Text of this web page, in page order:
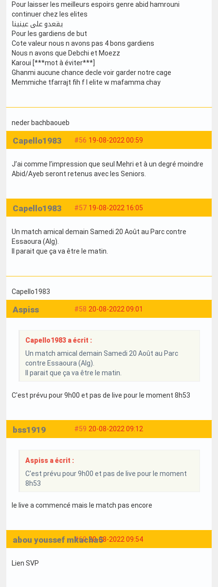
Pour laisser les meilleurs espoirs genre abid hamrouni
continuer chez les elites
يقعدو على عينينا
Pour les gardiens de but
Cote valeur nous n avons pas 4 bons gardiens
Nous n avons que Debchi et Moezz
Karoui [***mot à éviter***]
Ghanmi aucune chance decle voir garder notre cage
Memmiche tfarrajt fih f l elite w mafamma chay
neder bachbaoueb
#56 19-08-2022 00:59
Capello1983
J’ai comme l’impression que seul Mehri et à un degré moindre
Abid/Ayeb seront retenus avec les Seniors.
#57 19-08-2022 16:05
Capello1983
Un match amical demain Samedi 20 Août au Parc contre
Essaoura (Alg).
Il parait que ça va être le matin.
Capello1983
#58 20-08-2022 09:01
Aspiss
Capello1983 a écrit :
Un match amical demain Samedi 20 Août au Parc
contre Essaoura (Alg).
Il parait que ça va être le matin.
C'est prévu pour 9h00 et pas de live pour le moment 8h53
#59 20-08-2022 09:12
bss1919
Aspiss a écrit :
C'est prévu pour 9h00 et pas de live pour le moment
8h53
le live a commencé mais le match pas encore
#60 20-08-2022 09:54
abou youssef mkacha5
Lien SVP